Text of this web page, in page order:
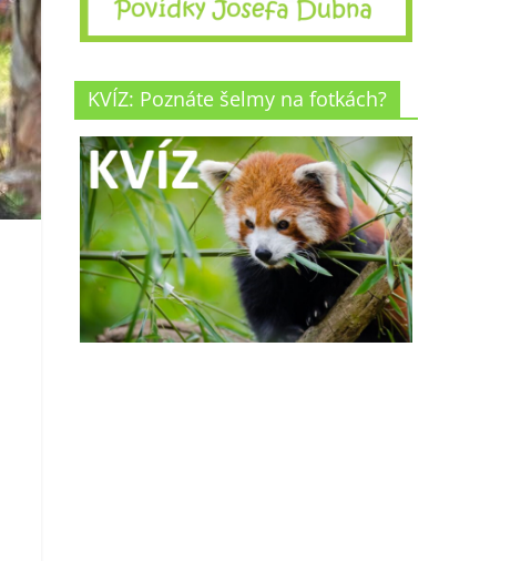
KVÍZ: Poznáte šelmy na fotkách?